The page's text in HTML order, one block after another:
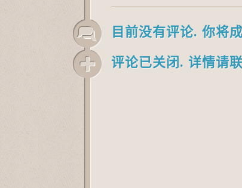
目前没有评论. 你将
评论已关闭. 详情请